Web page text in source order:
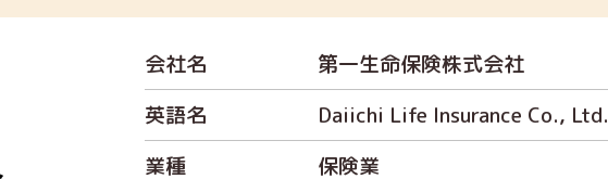
会社名
第一生命保険株式会社
英語名
Daiichi Life Insurance Co., Ltd.
業種
保険業